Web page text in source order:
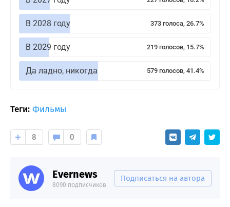
В 2028 году 373 голоса, 26.7%
В 2029 году 219 голосов, 15.7%
Да ладно, никогда 579 голосов, 41.4%
Теги: Фильмы
8 0
Evernews
8090 подписчиков
Подписаться на автора